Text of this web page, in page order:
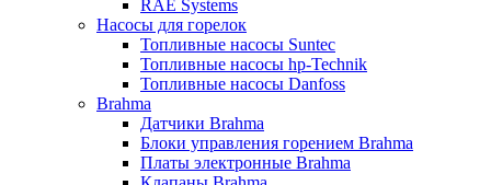
RAE Systems
Насосы для горелок
Топливные насосы Suntec
Топливные насосы hp-Technik
Топливные насосы Danfoss
Brahma
Датчики Brahma
Блоки управления горением Brahma
Платы электронные Brahma